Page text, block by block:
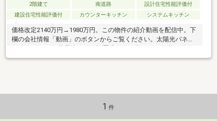
2階建て 南道路
設計住宅性能評価付
建設住宅性能評価付
カウンターキッチン システムキッチン
価格改定2140万円→1980万円。この物件の紹介動画を配信中。下
欄の会社情報「動画」のボタンからご覧ください。太陽光パネル
件。
1 件